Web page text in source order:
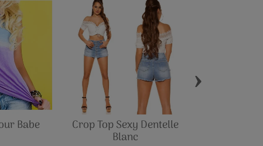
Babe Crop Top Sexy Dentelle
Blanc
›